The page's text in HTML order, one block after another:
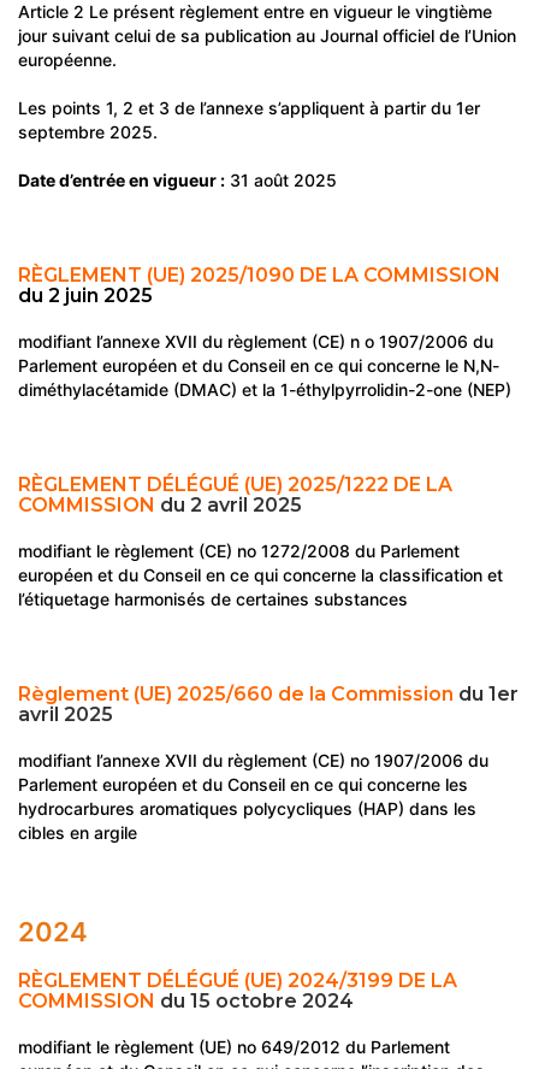
Article 2 Le présent règlement entre en vigueur le vingtième
jour suivant celui de sa publication au Journal officiel de l’Union
européenne.
Les points 1, 2 et 3 de l’annexe s’appliquent à partir du 1er
septembre 2025.
Date d’entrée en vigueur : 31 août 2025
RÈGLEMENT (UE) 2025/1090 DE LA COMMISSION
du 2 juin 2025
modifiant l’annexe XVII du règlement (CE) n o 1907/2006 du
Parlement européen et du Conseil en ce qui concerne le N,N-
diméthylacétamide (DMAC) et la 1-éthylpyrrolidin-2-one (NEP)
RÈGLEMENT DÉLÉGUÉ (UE) 2025/1222 DE LA
COMMISSION du 2 avril 2025
modifiant le règlement (CE) no 1272/2008 du Parlement
européen et du Conseil en ce qui concerne la classification et
l’étiquetage harmonisés de certaines substances
Règlement (UE) 2025/660 de la Commission du 1er
avril 2025
modifiant l’annexe XVII du règlement (CE) no 1907/2006 du
Parlement européen et du Conseil en ce qui concerne les
hydrocarbures aromatiques polycycliques (HAP) dans les
cibles en argile
2024
RÈGLEMENT DÉLÉGUÉ (UE) 2024/3199 DE LA
COMMISSION du 15 octobre 2024
modifiant le règlement (UE) no 649/2012 du Parlement